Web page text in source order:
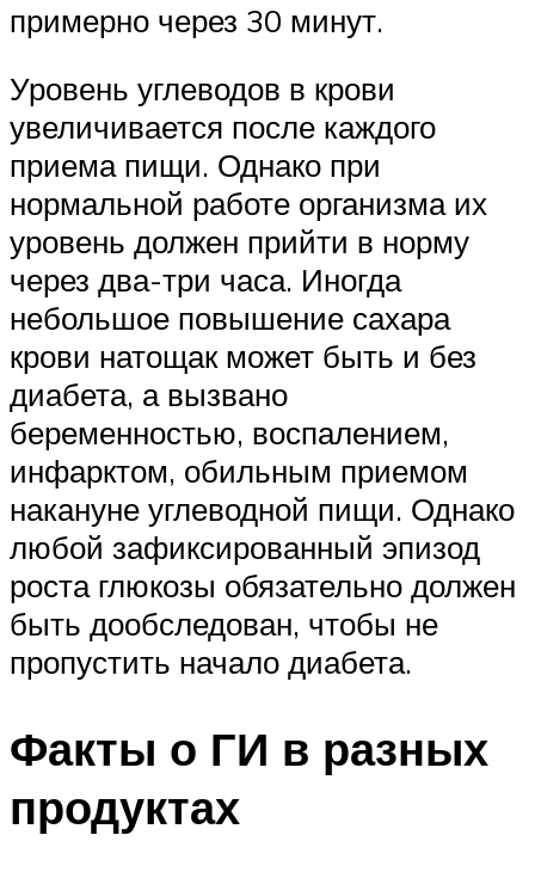
примерно через 30 минут.
Уровень углеводов в крови
увеличивается после каждого
приема пищи. Однако при
нормальной работе организма их
уровень должен прийти в норму
через два-три часа. Иногда
небольшое повышение сахара
крови натощак может быть и без
диабета, а вызвано
беременностью, воспалением,
инфарктом, обильным приемом
накануне углеводной пищи. Однако
любой зафиксированный эпизод
роста глюкозы обязательно должен
быть дообследован, чтобы не
пропустить начало диабета.
Факты о ГИ в разных
продуктах